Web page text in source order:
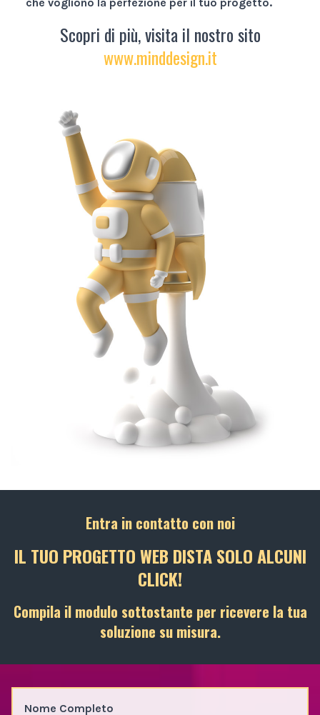
Scopri di più, visita il nostro sito
www.minddesign.it
Entra in contatto con noi
IL TUO PROGETTO WEB DISTA SOLO ALCUNI
CLICK!
Compila il modulo sottostante per ricevere la tua
soluzione su misura.
Nome Completo